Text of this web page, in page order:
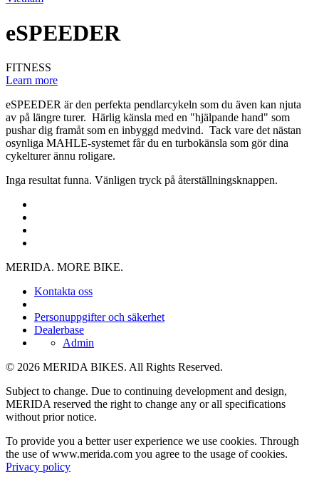
eSPEEDER
FITNESS
Learn more
eSPEEDER är den perfekta pendlarcykeln som du även kan njuta
av på längre turer. Härlig känsla med en "hjälpande hand" som
pushar dig framåt som en inbyggd medvind. Tack vare det nästan
osynliga MAHLE-systemet får du en turbokänsla som gör dina
cykelturer ännu roligare.
Inga resultat funna. Vänligen tryck på återställningsknappen.
MERIDA. MORE BIKE.
Kontakta oss
Personuppgifter och säkerhet
Dealerbase
Admin
© 2026 MERIDA BIKES. All Rights Reserved.
Subject to change. Due to continuing development and design,
MERIDA reserved the right to change any or all specifications
without prior notice.
To provide you a better user experience we use cookies. Through
the use of www.merida.com you agree to the usage of cookies.
Privacy policy